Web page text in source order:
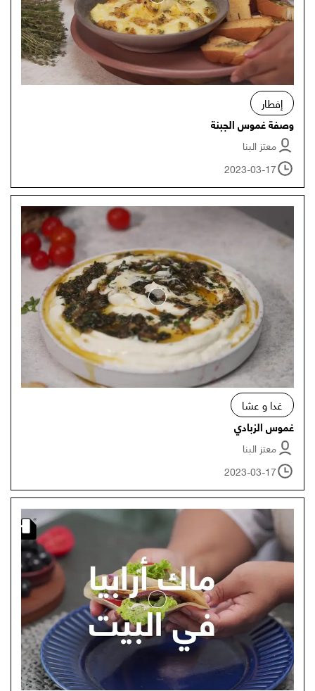
إفطار
وصفة غموس الجبنة
معتز البنا
2023-03-17
غدا و عشا
غموس الزبادي
معتز البنا
2023-03-17